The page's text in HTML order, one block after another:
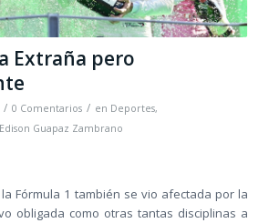
Extraña pero
/ 0 Comentarios / en Deportes,
Edison Guapaz Zambrano
Fórmula 1 también se vio afectada por la
obligada como otras tantas disciplinas a